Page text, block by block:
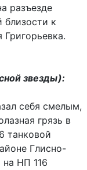
разъезде
близости к
звезды):
себя смелым,
грязь в
танковой
Глисно-
НП 116